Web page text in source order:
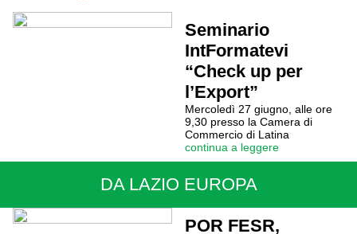
Seminario
IntFormatevi
“Check up per
l’Export”
Mercoledì 27 giugno, alle ore
9,30 presso la Camera di
Commercio di Latina
continua a leggere
DA LAZIO EUROPA
POR FESR,